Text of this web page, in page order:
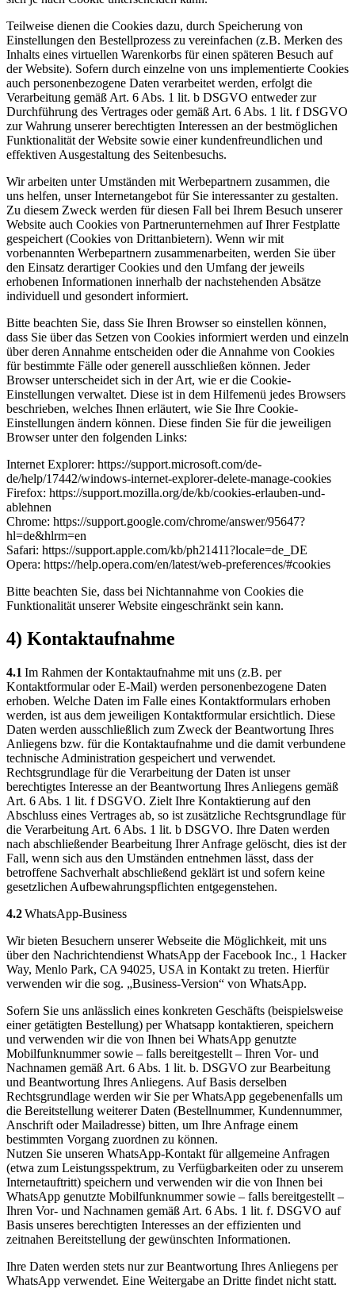
Teilweise dienen die Cookies dazu, durch Speicherung von
Einstellungen den Bestellprozess zu vereinfachen (z.B. Merken des
Inhalts eines virtuellen Warenkorbs für einen späteren Besuch auf
der Website). Sofern durch einzelne von uns implementierte Cookies
auch personenbezogene Daten verarbeitet werden, erfolgt die
Verarbeitung gemäß Art. 6 Abs. 1 lit. b DSGVO entweder zur
Durchführung des Vertrages oder gemäß Art. 6 Abs. 1 lit. f DSGVO
zur Wahrung unserer berechtigten Interessen an der bestmöglichen
Funktionalität der Website sowie einer kundenfreundlichen und
effektiven Ausgestaltung des Seitenbesuchs.
Wir arbeiten unter Umständen mit Werbepartnern zusammen, die
uns helfen, unser Internetangebot für Sie interessanter zu gestalten.
Zu diesem Zweck werden für diesen Fall bei Ihrem Besuch unserer
Website auch Cookies von Partnerunternehmen auf Ihrer Festplatte
gespeichert (Cookies von Drittanbietern). Wenn wir mit
vorbenannten Werbepartnern zusammenarbeiten, werden Sie über
den Einsatz derartiger Cookies und den Umfang der jeweils
erhobenen Informationen innerhalb der nachstehenden Absätze
individuell und gesondert informiert.
Bitte beachten Sie, dass Sie Ihren Browser so einstellen können,
dass Sie über das Setzen von Cookies informiert werden und einzeln
über deren Annahme entscheiden oder die Annahme von Cookies
für bestimmte Fälle oder generell ausschließen können. Jeder
Browser unterscheidet sich in der Art, wie er die Cookie-
Einstellungen verwaltet. Diese ist in dem Hilfemenü jedes Browsers
beschrieben, welches Ihnen erläutert, wie Sie Ihre Cookie-
Einstellungen ändern können. Diese finden Sie für die jeweiligen
Browser unter den folgenden Links:
Internet Explorer: https://support.microsoft.com/de-
de/help/17442/windows-internet-explorer-delete-manage-cookies
Firefox: https://support.mozilla.org/de/kb/cookies-erlauben-und-
ablehnen
Chrome: https://support.google.com/chrome/answer/95647?
hl=de&hlrm=en
Safari: https://support.apple.com/kb/ph21411?locale=de_DE
Opera: https://help.opera.com/en/latest/web-preferences/#cookies
Bitte beachten Sie, dass bei Nichtannahme von Cookies die
Funktionalität unserer Website eingeschränkt sein kann.
4) Kontaktaufnahme
4.1 Im Rahmen der Kontaktaufnahme mit uns (z.B. per
Kontaktformular oder E-Mail) werden personenbezogene Daten
erhoben. Welche Daten im Falle eines Kontaktformulars erhoben
werden, ist aus dem jeweiligen Kontaktformular ersichtlich. Diese
Daten werden ausschließlich zum Zweck der Beantwortung Ihres
Anliegens bzw. für die Kontaktaufnahme und die damit verbundene
technische Administration gespeichert und verwendet.
Rechtsgrundlage für die Verarbeitung der Daten ist unser
berechtigtes Interesse an der Beantwortung Ihres Anliegens gemäß
Art. 6 Abs. 1 lit. f DSGVO. Zielt Ihre Kontaktierung auf den
Abschluss eines Vertrages ab, so ist zusätzliche Rechtsgrundlage für
die Verarbeitung Art. 6 Abs. 1 lit. b DSGVO. Ihre Daten werden
nach abschließender Bearbeitung Ihrer Anfrage gelöscht, dies ist der
Fall, wenn sich aus den Umständen entnehmen lässt, dass der
betroffene Sachverhalt abschließend geklärt ist und sofern keine
gesetzlichen Aufbewahrungspflichten entgegenstehen.
4.2WhatsApp-Business
Wir bieten Besuchern unserer Webseite die Möglichkeit, mit uns
über den Nachrichtendienst WhatsApp der Facebook Inc., 1 Hacker
Way, Menlo Park, CA 94025, USA in Kontakt zu treten. Hierfür
verwenden wir die sog. „Business-Version“ von WhatsApp.
Sofern Sie uns anlässlich eines konkreten Geschäfts (beispielsweise
einer getätigten Bestellung) per Whatsapp kontaktieren, speichern
und verwenden wir die von Ihnen bei WhatsApp genutzte
Mobilfunknummer sowie – falls bereitgestellt – Ihren Vor- und
Nachnamen gemäß Art. 6 Abs. 1 lit. b. DSGVO zur Bearbeitung
und Beantwortung Ihres Anliegens. Auf Basis derselben
Rechtsgrundlage werden wir Sie per WhatsApp gegebenenfalls um
die Bereitstellung weiterer Daten (Bestellnummer, Kundennummer,
Anschrift oder Mailadresse) bitten, um Ihre Anfrage einem
bestimmten Vorgang zuordnen zu können.
Nutzen Sie unseren WhatsApp-Kontakt für allgemeine Anfragen
(etwa zum Leistungsspektrum, zu Verfügbarkeiten oder zu unserem
Internetauftritt) speichern und verwenden wir die von Ihnen bei
WhatsApp genutzte Mobilfunknummer sowie – falls bereitgestellt –
Ihren Vor- und Nachnamen gemäß Art. 6 Abs. 1 lit. f. DSGVO auf
Basis unseres berechtigten Interesses an der effizienten und
zeitnahen Bereitstellung der gewünschten Informationen.
Ihre Daten werden stets nur zur Beantwortung Ihres Anliegens per
WhatsApp verwendet. Eine Weitergabe an Dritte findet nicht statt.